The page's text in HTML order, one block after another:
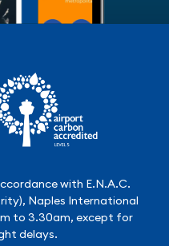
with E.N.A.C.
Naples International
to 3.30am, except for
delays.